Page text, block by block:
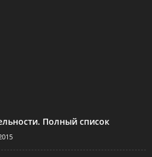
Полный список